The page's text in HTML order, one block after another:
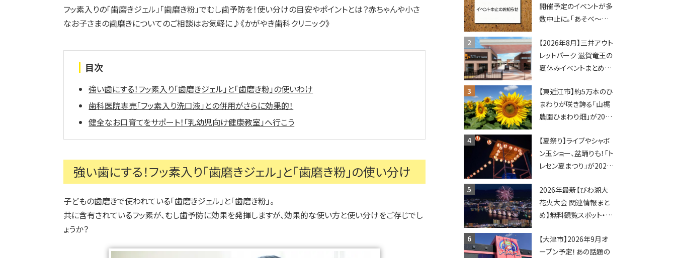
フッ素入りの「歯磨きジェル」「歯磨き粉」でむし歯予防を！使い分けの目安やポイントとは？赤ちゃんや小さ
なお子さまの歯磨きについてのご相談はお気軽に♪《かがやき歯科クリニック》
目次
強い歯にする！フッ素入り「歯磨きジェル」と「歯磨き粉」の使いわけ
歯科医院専売「フッ素入り洗口液」との併用がさらに効果的！
健全なお口育てをサポート！「乳幼児向け健康教室」へ行こう
強い歯にする！フッ素入り「歯磨きジェル」と「歯磨き粉」の使い分け
子どもの歯磨きで使われている「歯磨きジェル」と「歯磨き粉」。
共に含有されているフッ素が、むし歯予防に効果を発揮しますが、効果的な使い方と使い分けをご存じでし
ょうか？
開催予定のイベントが多
数中止に。「あそべ〜る
ショーなど
【2026年8月】三井アウト
レットパーク 滋賀竜王の
夏休みイベントまとめ！
辛グルメ・フォトコンテス
トまで盛りだくさん！
【東近江市】約5万本のひ
まわりが咲き誇る「山梶
農園ひまわり畑」が2026
ポットやキッチンカーも
登場！何度も入園できる
フリーパスも販売★
【夏祭り】ライブやシャボ
ン玉ショー、盆踊りも！「ト
レセン夏まつり」が2026
2026年最新【びわ湖大
花火大会 関連情報まと
め】無料観覧スポット・同
ップ・交通規制に近隣施
設の駐車場情報なども
【大津市】2026年9月オ
ープン予定！あの話題の